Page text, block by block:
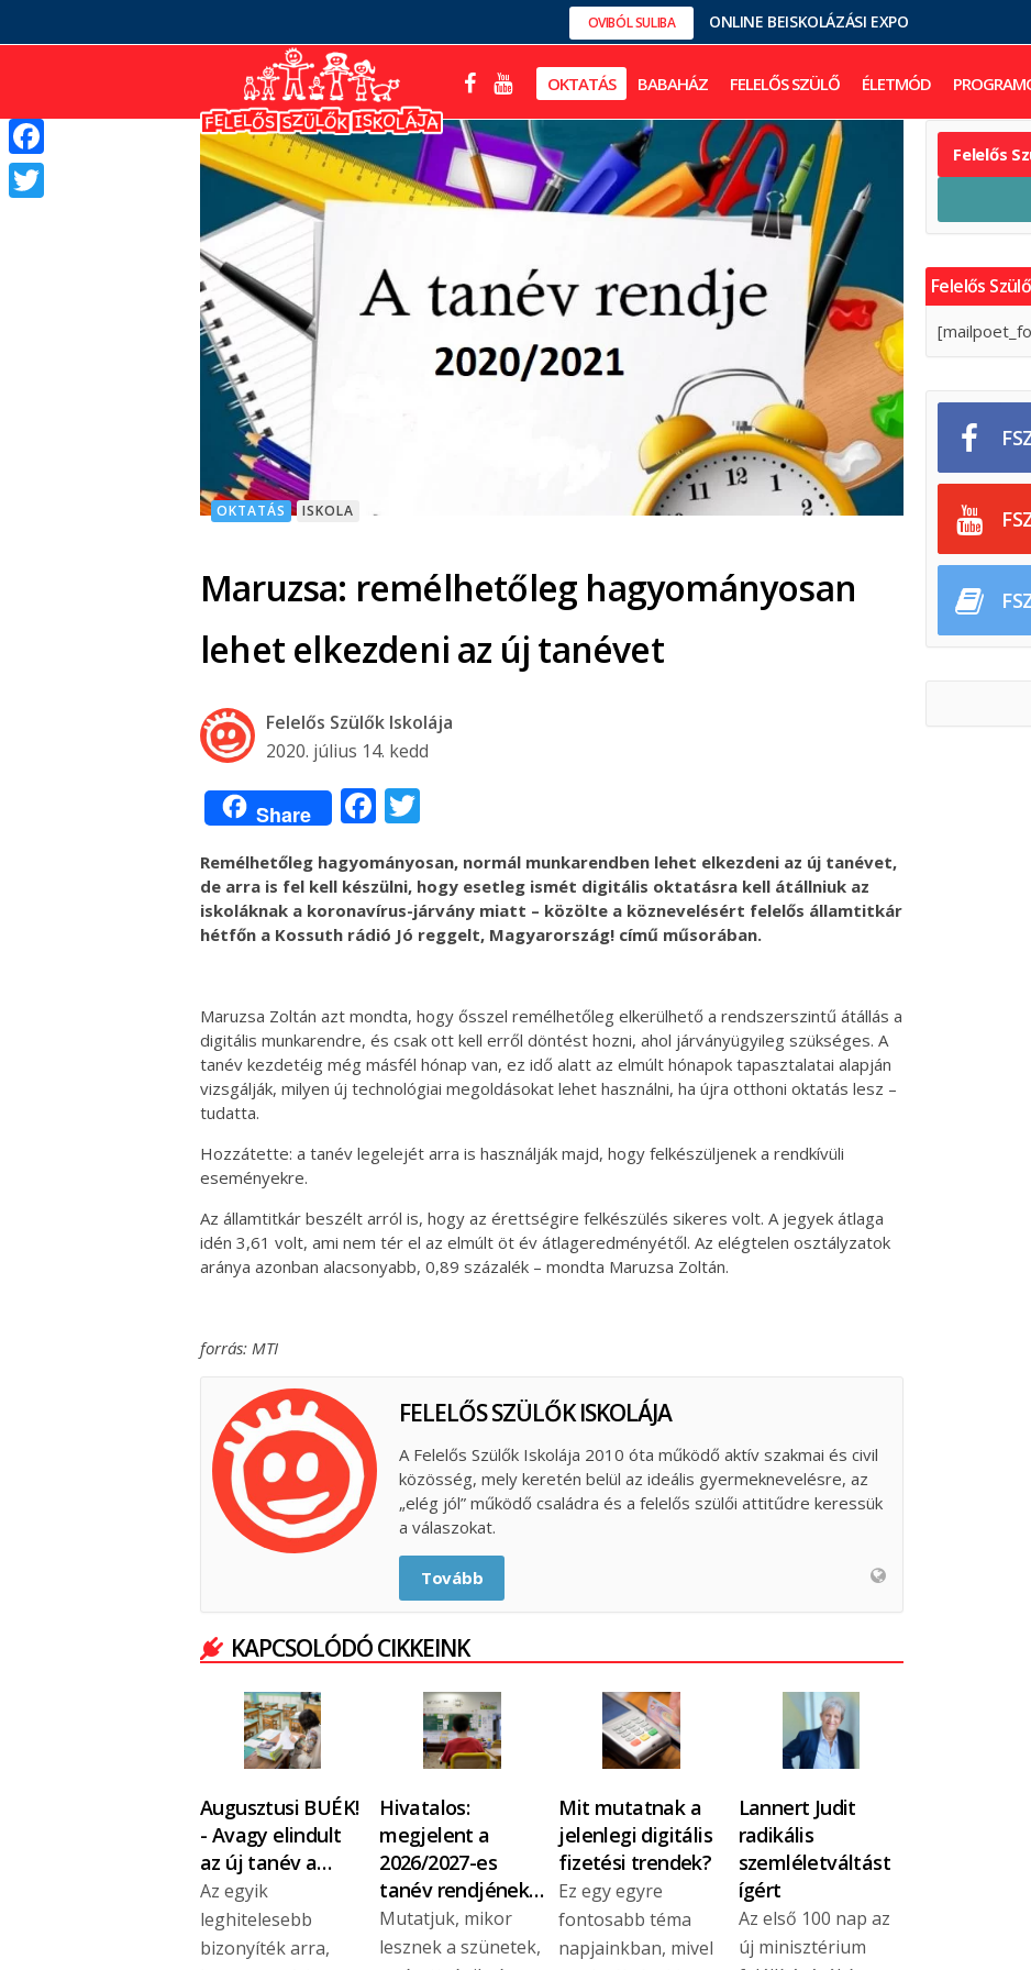
OVIBÓL SULIBA ONLINE BEISKOLÁZÁSI EXPO
OKTATÁS BABAHÁZ FELELŐS SZÜLŐ ÉLETMÓD
OKTATÁS ISKOLA
Maruzsa: remélhetőleg hagyományosan
lehet elkezdeni az új tanévet
Felelős Szülők Iskolája
2020. július 14. kedd
Share Facebook
Remélhetőleg hagyományosan, normál munkarendben lehet elkezdeni az új tanévet,
de arra is fel kell készülni, hogy esetleg ismét digitális oktatásra kell átállniuk az
iskoláknak a koronavírus-járvány miatt – közölte a köznevelésért felelős államtitkár
hétfőn a Kossuth rádió Jó reggelt, Magyarország! című műsorában.
Maruzsa Zoltán azt mondta, hogy ősszel remélhetőleg elkerülhető a rendszerszintű átállás a
digitális munkarendre, és csak ott kell erről döntést hozni, ahol járványügyileg szükséges. A
tanév kezdetéig még másfél hónap van, ez idő alatt az elmúlt hónapok tapasztalatai alapján
vizsgálják, milyen új technológiai megoldásokat lehet használni, ha újra otthoni oktatás lesz –
tudatta.
Hozzátette: a tanév legelejét arra is használják majd, hogy felkészüljenek a rendkívüli
eseményekre.
Az államtitkár beszélt arról is, hogy az érettségire felkészülés sikeres volt. A jegyek átlaga
idén 3,61 volt, ami nem tér el az elmúlt öt év átlageredményétől. Az elégtelen osztályzatok
aránya azonban alacsonyabb, 0,89 százalék – mondta Maruzsa Zoltán.
forrás: MTI
FELELŐS SZÜLŐK ISKOLÁJA
A Felelős Szülők Iskolája 2010 óta működő aktív szakmai és civil
közösség, mely keretén belül az ideális gyermeknevelésre, az
„elég jól” működő családra és a felelős szülői attitűdre keressük
a válaszokat.
Tovább
KAPCSOLÓDÓ CIKKEINK
Augusztusi BUÉK!
- Avagy elindult
az új tanév a…
Az egyik
leghitelesebb
bizonyíték arra,
Hivatalos:
megjelent a
2026/2027-es
tanév rendjének…
Mutatjuk, mikor
lesznek a szünetek,
Mit mutatnak a
jelenlegi digitális
fizetési trendek?
Ez egy egyre
fontosabb téma
napjainkban, mivel
Lannert Judit
radikális
szemléletváltást
ígért
Az első 100 nap az
új minisztérium
Felelős
Felelős
Facebook